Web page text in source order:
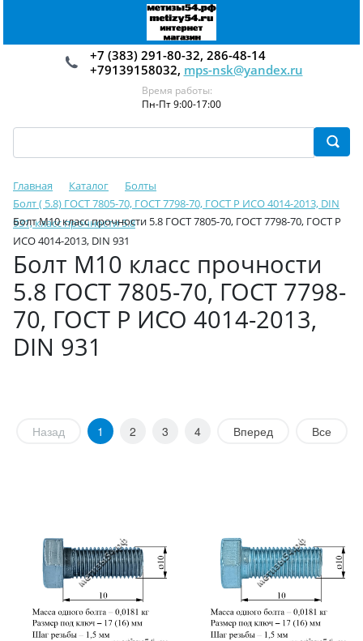
+7 (383) 291-80-32, 286-48-14
+79139158032, mps-nsk@yandex.ru
Время работы:
Пн-Пт 9:00-17:00
Главная Каталог
Болты
Болт ( 5.8) ГОСТ 7805-70, ГОСТ 7798-70, ГОСТ Р ИСО 4014-2013, DIN
931, класс прочности 5.8
Болт М10 класс прочности 5.8 ГОСТ 7805-70, ГОСТ 7798-70, ГОСТ Р
ИСО 4014-2013, DIN 931
Болт М10 класс прочности
5.8 ГОСТ 7805-70, ГОСТ 7798-
70, ГОСТ Р ИСО 4014-2013,
DIN 931
Назад 1 2 3 4 Вперед Все